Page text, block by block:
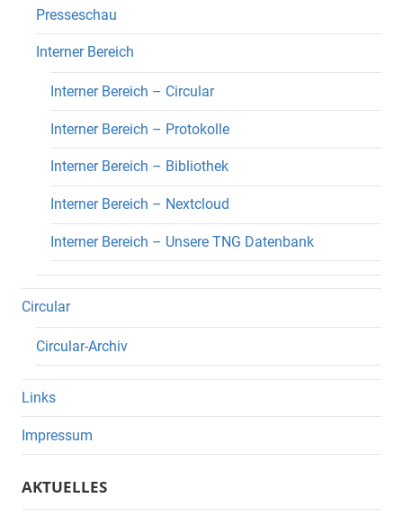
Presseschau
Interner Bereich
Interner Bereich – Circular
Interner Bereich – Protokolle
Interner Bereich – Bibliothek
Interner Bereich – Nextcloud
Interner Bereich – Unsere TNG Datenbank
Circular
Circular-Archiv
Links
Impressum
AKTUELLES